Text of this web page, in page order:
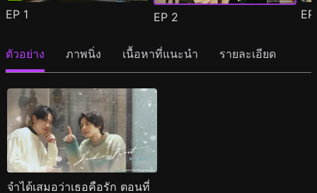
EP 1 EP 2
ตัวอย่าง ภาพนิ่ง เนื้อหาที่แนะนำ รายละเอียด
จำได้เสมอว่าเธอคือรัก ตอนที่